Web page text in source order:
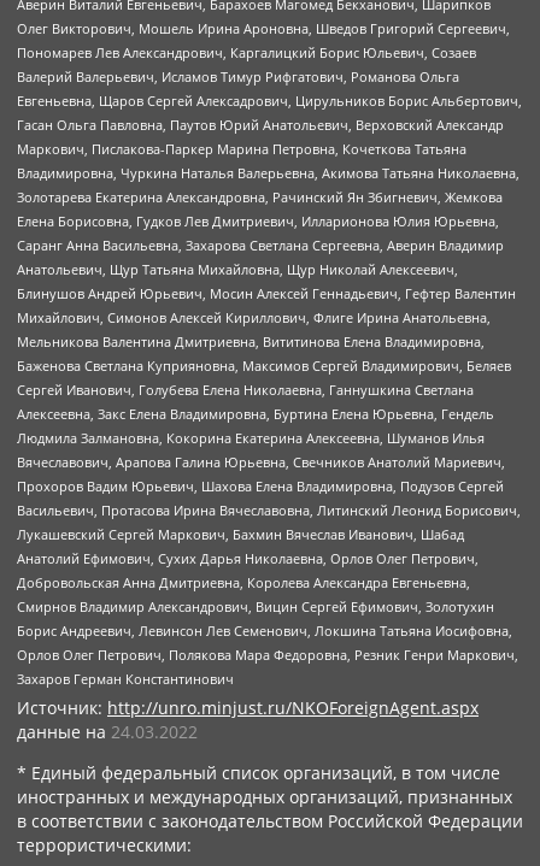
Аверин Виталий Евгеньевич, Барахоев Магомед Бекханович, Шарипков
Олег Викторович, Мошель Ирина Ароновна, Шведов Григорий Сергеевич,
Пономарев Лев Александрович, Каргалицкий Борис Юльевич, Созаев
Валерий Валерьевич, Исламов Тимур Рифгатович, Романова Ольга
Евгеньевна, Щаров Сергей Алексадрович, Цирульников Борис Альбертович,
Гасан Ольга Павловна, Паутов Юрий Анатольевич, Верховский Александр
Маркович, Пислакова-Паркер Марина Петровна, Кочеткова Татьяна
Владимировна, Чуркина Наталья Валерьевна, Акимова Татьяна Николаевна,
Золотарева Екатерина Александровна, Рачинский Ян Збигневич, Жемкова
Елена Борисовна, Гудков Лев Дмитриевич, Илларионова Юлия Юрьевна,
Саранг Анна Васильевна, Захарова Светлана Сергеевна, Аверин Владимир
Анатольевич, Щур Татьяна Михайловна, Щур Николай Алексеевич,
Блинушов Андрей Юрьевич, Мосин Алексей Геннадьевич, Гефтер Валентин
Михайлович, Симонов Алексей Кириллович, Флиге Ирина Анатольевна,
Мельникова Валентина Дмитриевна, Вититинова Елена Владимировна,
Баженова Светлана Куприяновна, Максимов Сергей Владимирович, Беляев
Сергей Иванович, Голубева Елена Николаевна, Ганнушкина Светлана
Алексеевна, Закс Елена Владимировна, Буртина Елена Юрьевна, Гендель
Людмила Залмановна, Кокорина Екатерина Алексеевна, Шуманов Илья
Вячеславович, Арапова Галина Юрьевна, Свечников Анатолий Мариевич,
Прохоров Вадим Юрьевич, Шахова Елена Владимировна, Подузов Сергей
Васильевич, Протасова Ирина Вячеславовна, Литинский Леонид Борисович,
Лукашевский Сергей Маркович, Бахмин Вячеслав Иванович, Шабад
Анатолий Ефимович, Сухих Дарья Николаевна, Орлов Олег Петрович,
Добровольская Анна Дмитриевна, Королева Александра Евгеньевна,
Смирнов Владимир Александрович, Вицин Сергей Ефимович, Золотухин
Борис Андреевич, Левинсон Лев Семенович, Локшина Татьяна Иосифовна,
Орлов Олег Петрович, Полякова Мара Федоровна, Резник Генри Маркович,
Захаров Герман Константинович
Источник: http://unro.minjust.ru/NKOForeignAgent.aspx
данные на 24.03.2022
* Единый федеральный список организаций, в том числе
иностранных и международных организаций, признанных
в соответствии с законодательством Российской Федерации
террористическими: